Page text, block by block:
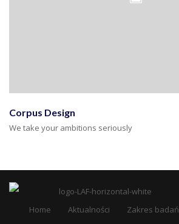
Corpus Design
We take your ambitions seriously
Home Aktualności Zakres badań